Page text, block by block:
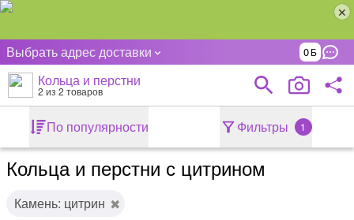
Выбрать адрес доставки 0
Кольца и перстни
2 из 2 товаров
По популярности Фильтры 1
Кольца и перстни с цитрином
Камень: цитрин